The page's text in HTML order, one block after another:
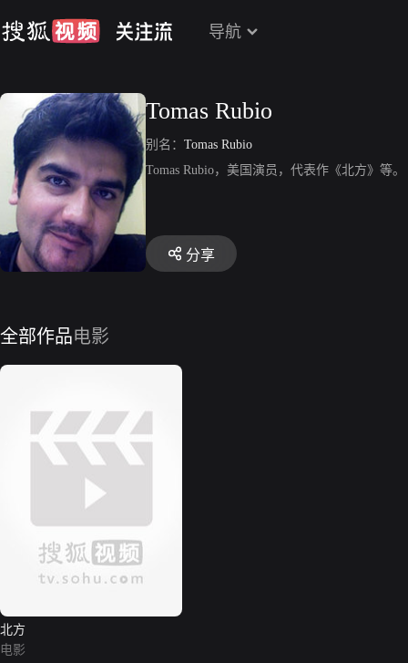
导航
Tomas Rubio
别名： Tomas Rubio
Tomas Rubio，美国演员，代表作《北方》等。
分享
全部作品电影
北方
电影